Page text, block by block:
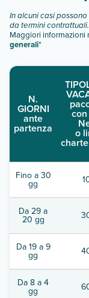
In alcuni casi
da termini contrattuali.
Maggiori informazioni
generali"
N.
GIORNI
ante
partenza o
Fino a 30
gg
Da 29 a
20 gg
Da 19 a 9
gg
Da 8 a 4
gg